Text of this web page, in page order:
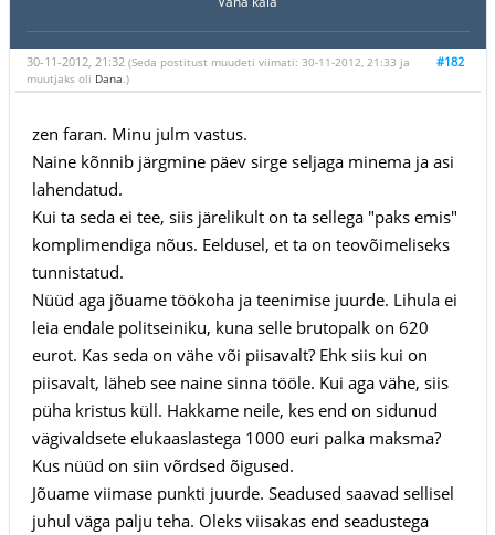
#182
30-11-2012, 21:32 (Seda postitust muudeti viimati: 30-11-2012, 21:33 ja
muutjaks oli Dana .)
zen faran. Minu julm vastus.
Naine kõnnib järgmine päev sirge seljaga minema ja asi
lahendatud.
Kui ta seda ei tee, siis järelikult on ta sellega "paks emis"
komplimendiga nõus. Eeldusel, et ta on teovõimeliseks
tunnistatud.
Nüüd aga jõuame töökoha ja teenimise juurde. Lihula ei
leia endale politseiniku, kuna selle brutopalk on 620
eurot. Kas seda on vähe või piisavalt? Ehk siis kui on
piisavalt, läheb see naine sinna tööle. Kui aga vähe, siis
püha kristus küll. Hakkame neile, kes end on sidunud
vägivaldsete elukaaslastega 1000 euri palka maksma?
Kus nüüd on siin võrdsed õigused.
Jõuame viimase punkti juurde. Seadused saavad sellisel
juhul väga palju teha. Oleks viisakas end seadustega